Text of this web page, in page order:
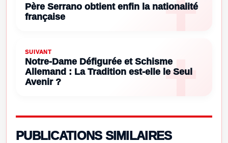
Père Serrano obtient enfin la nationalité
française
SUIVANT
Notre-Dame Défigurée et Schisme
Allemand : La Tradition est-elle le Seul
Avenir ?
PUBLICATIONS SIMILAIRES